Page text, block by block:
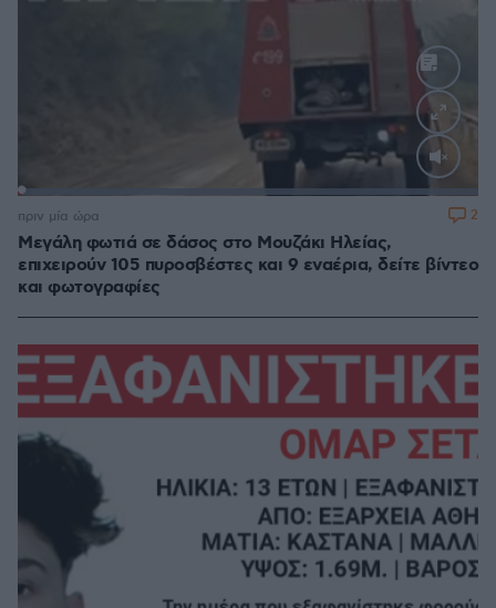
Loaded:
Μεγάλη φωτιά σε δάσος στο Μουζάκι Ηλείας,
επιχειρούν 105 πυροσβέστες και 9 εναέρια, δείτε βίντεο
και φωτογραφίες
πριν μία ώρα 2